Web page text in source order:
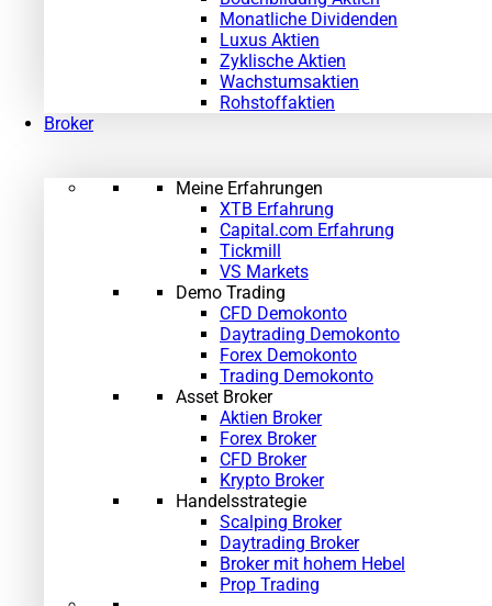
Monatliche Dividenden
Luxus Aktien
Zyklische Aktien
Wachstumsaktien
Rohstoffaktien
Broker
Meine Erfahrungen
XTB Erfahrung
Capital.com Erfahrung
Tickmill
VS Markets
Demo Trading
CFD Demokonto
Daytrading Demokonto
Forex Demokonto
Trading Demokonto
Asset Broker
Aktien Broker
Forex Broker
CFD Broker
Krypto Broker
Handelsstrategie
Scalping Broker
Daytrading Broker
Broker mit hohem Hebel
Prop Trading